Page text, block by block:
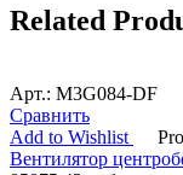
Related
Арт.: M3G084-DF
Сравнить
Add to Wishlist
Вентилятор